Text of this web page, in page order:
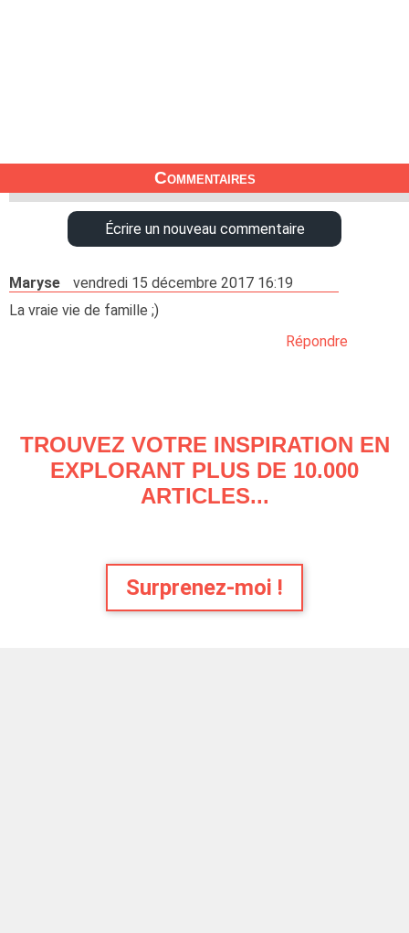
Commentaires
Écrire un nouveau commentaire
Maryse
vendredi 15 décembre 2017 16:19
La vraie vie de famille ;)
Répondre
TROUVEZ VOTRE INSPIRATION EN
EXPLORANT PLUS DE 10.000
ARTICLES...
Surprenez-moi !